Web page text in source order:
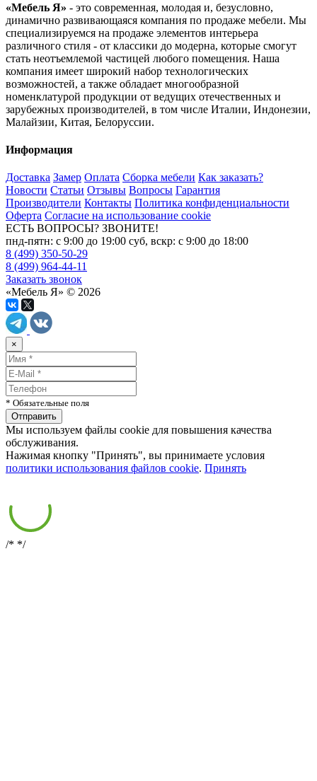
«Мебель Я» - это современная, молодая и, безусловно,
динамично развивающаяся компания по продаже мебели. Мы
специализируемся на продаже элементов интерьера
различного стиля - от классики до модерна, которые смогут
стать неотъемлемой частицей любого помещения. Наша
компания имеет широкий набор технологических
возможностей, а также обладает многообразной
номенклатурой продукции от ведущих отечественных и
зарубежных производителей, в том числе Италии, Индонезии,
Малайзии, Китая, Белоруссии.
Информация
Доставка Замер Оплата Сборка мебели Как заказать?
Новости Статьи Отзывы Вопросы Гарантия
Производители Контакты Политика конфиденциальности
Оферта Согласие на использование cookie
ЕСТЬ ВОПРОСЫ? ЗВОНИТЕ!
пнд-пятн: с 9:00 до 19:00 суб, вскр: с 9:00 до 18:00
8 (499) 350-50-29
8 (499) 964-44-11
Заказать звонок
«Мебель Я» © 2026
×
* Обязательные поля
Мы используем файлы cookie для повышения качества
обслуживания.
Нажимая кнопку "Принять", вы принимаете условия
политики использования файлов cookie. Принять
/* */